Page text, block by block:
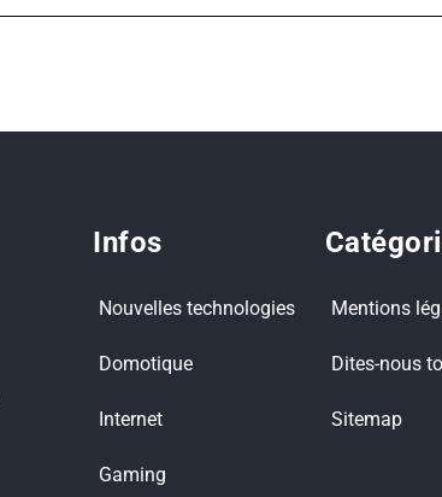
Infos
Nouvelles technologies
Domotique
Internet
Gaming
Mentions
Dites-nous
Sitemap